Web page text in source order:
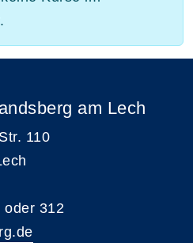
am Lech
110
oder 312